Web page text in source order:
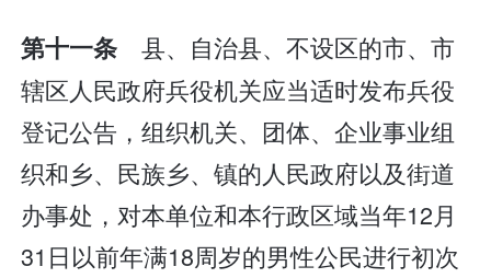
第十一条 县、自治县、不设区的市、市
辖区人民政府兵役机关应当适时发布兵役
登记公告，组织机关、团体、企业事业组
织和乡、民族乡、镇的人民政府以及街道
办事处，对本单位和本行政区域当年12月
31日以前年满18周岁的男性公民进行初次